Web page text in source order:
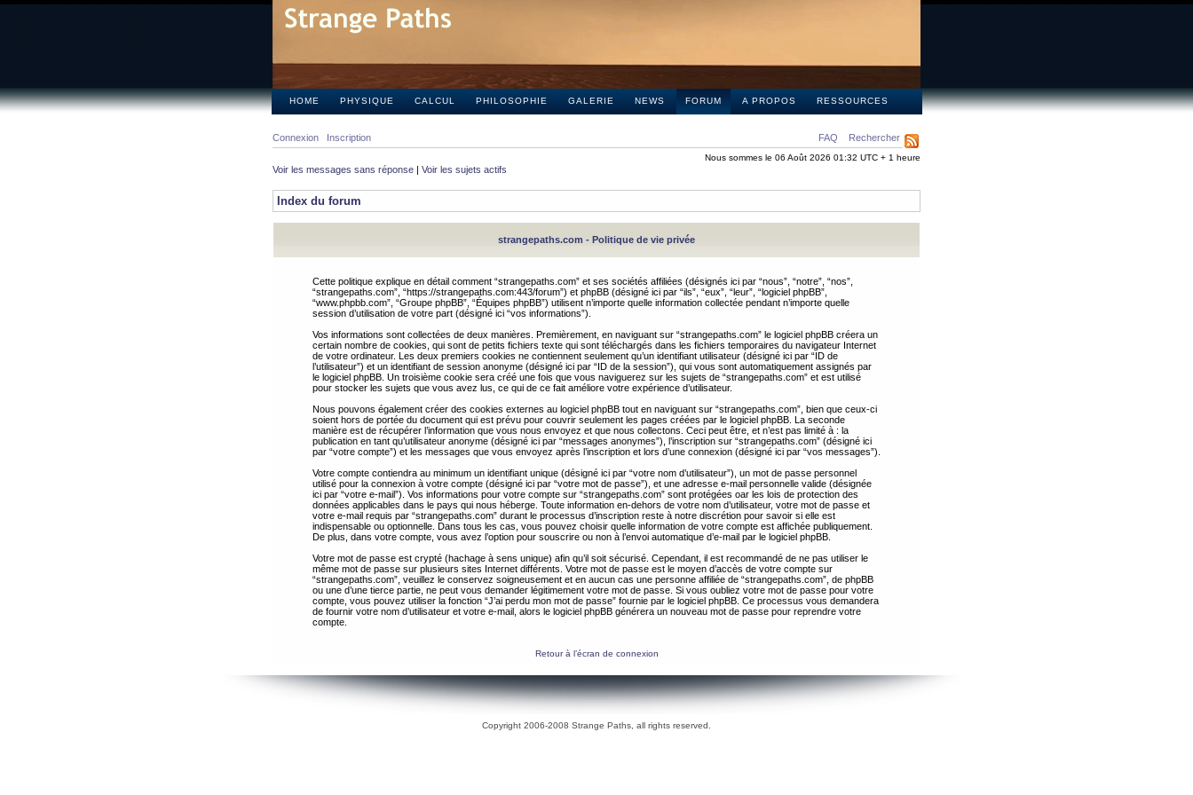
HOME PHYSIQUE CALCUL PHILOSOPHIE GALERIE NEWS FORUM A PROPOS RESSOURCES
FAQ Rechercher
Connexion Inscription
Nous sommes le 06 Août 2026 01:32 UTC + 1 heure
Voir les messages sans réponse | Voir les sujets actifs
Index du forum
strangepaths.com - Politique de vie privée
Cette politique explique en détail comment “strangepaths.com” et ses sociétés affiliées (désignés ici par “nous”, “notre”, “nos”,
“strangepaths.com”, “https://strangepaths.com:443/forum”) et phpBB (désigné ici par “ils”, “eux”, “leur”, “logiciel phpBB”,
“www.phpbb.com”, “Groupe phpBB”, “Équipes phpBB”) utilisent n’importe quelle information collectée pendant n’importe quelle
session d’utilisation de votre part (désigné ici “vos informations”).
Vos informations sont collectées de deux manières. Premièrement, en naviguant sur “strangepaths.com” le logiciel phpBB créera un
certain nombre de cookies, qui sont de petits fichiers texte qui sont téléchargés dans les fichiers temporaires du navigateur Internet
de votre ordinateur. Les deux premiers cookies ne contiennent seulement qu’un identifiant utilisateur (désigné ici par “ID de
l’utilisateur”) et un identifiant de session anonyme (désigné ici par “ID de la session”), qui vous sont automatiquement assignés par
le logiciel phpBB. Un troisième cookie sera créé une fois que vous naviguerez sur les sujets de “strangepaths.com” et est utilisé
pour stocker les sujets que vous avez lus, ce qui de ce fait améliore votre expérience d’utilisateur.
Nous pouvons également créer des cookies externes au logiciel phpBB tout en naviguant sur “strangepaths.com”, bien que ceux-ci
soient hors de portée du document qui est prévu pour couvrir seulement les pages créées par le logiciel phpBB. La seconde
manière est de récupérer l’information que vous nous envoyez et que nous collectons. Ceci peut être, et n’est pas limité à : la
publication en tant qu’utilisateur anonyme (désigné ici par “messages anonymes”), l’inscription sur “strangepaths.com” (désigné ici
par “votre compte”) et les messages que vous envoyez après l’inscription et lors d’une connexion (désigné ici par “vos messages”).
Votre compte contiendra au minimum un identifiant unique (désigné ici par “votre nom d’utilisateur”), un mot de passe personnel
utilisé pour la connexion à votre compte (désigné ici par “votre mot de passe”), et une adresse e-mail personnelle valide (désignée
ici par “votre e-mail”). Vos informations pour votre compte sur “strangepaths.com” sont protégées oar les lois de protection des
données applicables dans le pays qui nous héberge. Toute information en-dehors de votre nom d’utilisateur, votre mot de passe et
votre e-mail requis par “strangepaths.com” durant le processus d’inscription reste à notre discrétion pour savoir si elle est
indispensable ou optionnelle. Dans tous les cas, vous pouvez choisir quelle information de votre compte est affichée publiquement.
De plus, dans votre compte, vous avez l’option pour souscrire ou non à l’envoi automatique d’e-mail par le logiciel phpBB.
Votre mot de passe est crypté (hachage à sens unique) afin qu’il soit sécurisé. Cependant, il est recommandé de ne pas utiliser le
même mot de passe sur plusieurs sites Internet différents. Votre mot de passe est le moyen d’accès de votre compte sur
“strangepaths.com”, veuillez le conservez soigneusement et en aucun cas une personne affiliée de “strangepaths.com”, de phpBB
ou une d’une tierce partie, ne peut vous demander légitimement votre mot de passe. Si vous oubliez votre mot de passe pour votre
compte, vous pouvez utiliser la fonction “J’ai perdu mon mot de passe” fournie par le logiciel phpBB. Ce processus vous demandera
de fournir votre nom d’utilisateur et votre e-mail, alors le logiciel phpBB générera un nouveau mot de passe pour reprendre votre
compte.
Retour à l’écran de connexion
Copyright 2006-2008 Strange Paths, all rights reserved.